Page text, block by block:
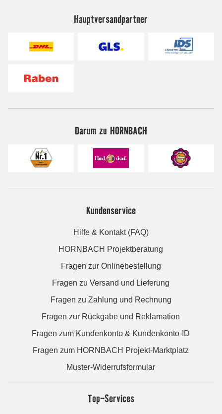
Hauptversandpartner
Darum zu HORNBACH
Kundenservice
Hilfe & Kontakt (FAQ)
HORNBACH Projektberatung
Fragen zur Onlinebestellung
Fragen zu Versand und Lieferung
Fragen zu Zahlung und Rechnung
Fragen zur Rückgabe und Reklamation
Fragen zum Kundenkonto & Kundenkonto-ID
Fragen zum HORNBACH Projekt-Marktplatz
Muster-Widerrufsformular
Top-Services